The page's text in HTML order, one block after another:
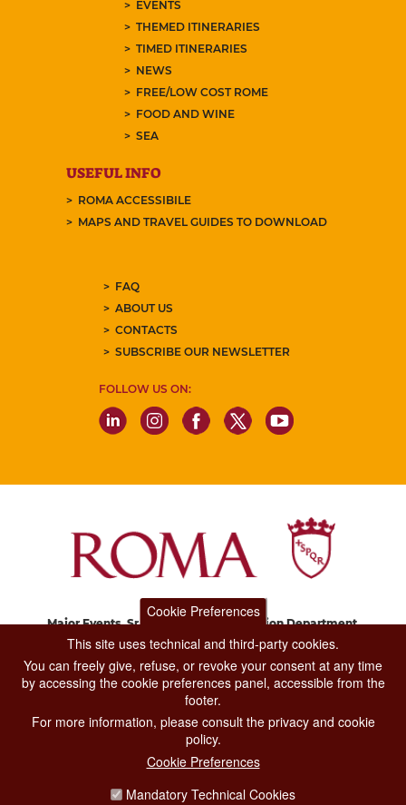
EVENTS
THEMED ITINERARIES
TIMED ITINERARIES
NEWS
FREE/LOW COST ROME
FOOD AND WINE
SEA
USEFUL INFO
ROMA ACCESSIBILE
MAPS AND TRAVEL GUIDES TO DOWNLOAD
FAQ
ABOUT US
CONTACTS
SUBSCRIBE OUR NEWSLETTER
FOLLOW US ON:
Major Events, Sport, Tourism and Fashion Department.
Via di San Basilio, 51
CONTACT CENTER TEL. 06 06 08
CONTATTA LA REDAZIONE
PRIVACY
Cookie Preferences
This site uses technical and third-party cookies.
You can freely give, refuse, or revoke your consent at any time
by accessing the cookie preferences panel, accessible from the
footer.
For more information, please consult the privacy and cookie
policy.
Cookie Preferences
Mandatory Technical Cookies